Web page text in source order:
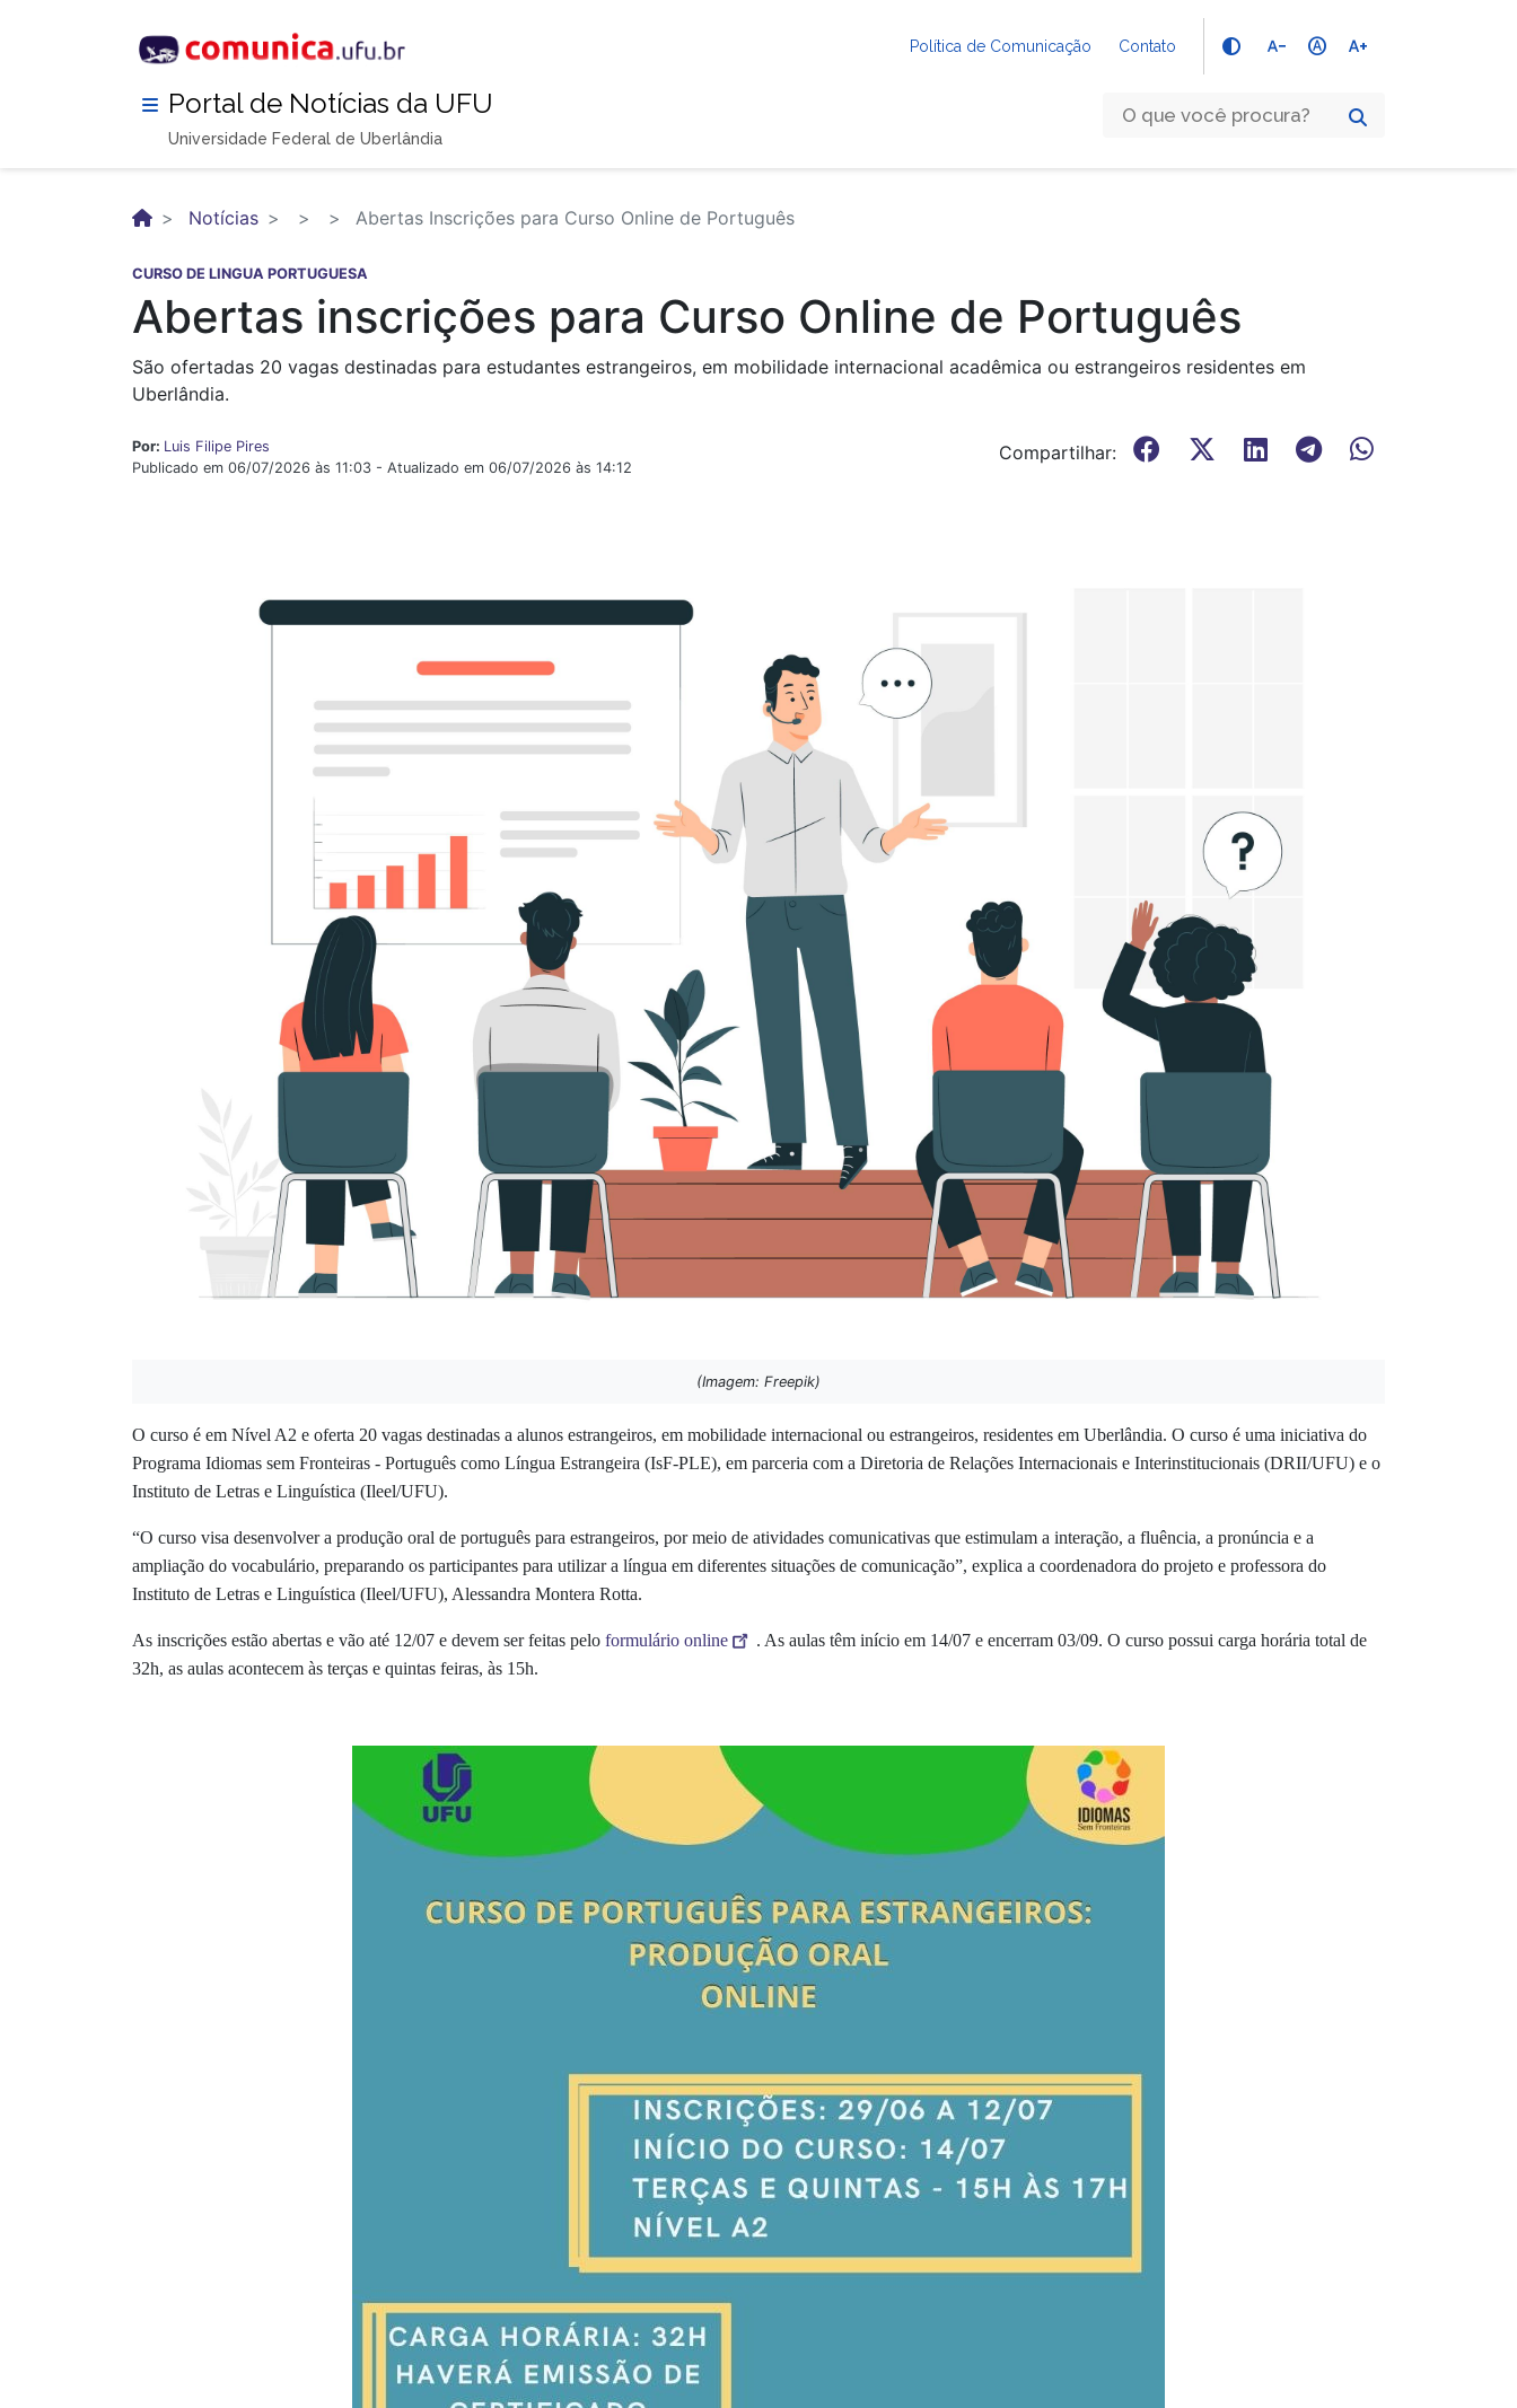
Política de Comunicação Contato text_decrease hdr_auto text_increase
Portal de Notícias da UFU
Universidade Federal de Uberlândia
Notícias Abertas Inscrições para Curso Online de Português
CURSO DE LINGUA PORTUGUESA
Abertas inscrições para Curso Online de Português
São ofertadas 20 vagas destinadas para estudantes estrangeiros, em mobilidade internacional acadêmica ou estrangeiros residentes em
Uberlândia.
Por: Luis Filipe Pires
Publicado em 06/07/2026 às 11:03 - Atualizado em 06/07/2026 às 14:12
Compartilhar:
(Imagem: Freepik)
O curso é em Nível A2 e oferta 20 vagas destinadas a alunos estrangeiros, em mobilidade internacional ou estrangeiros, residentes em Uberlândia. O curso é uma iniciativa do
Programa Idiomas sem Fronteiras - Português como Língua Estrangeira (IsF-PLE), em parceria com a Diretoria de Relações Internacionais e Interinstitucionais (DRII/UFU) e o
Instituto de Letras e Linguística (Ileel/UFU).
“O curso visa desenvolver a produção oral de português para estrangeiros, por meio de atividades comunicativas que estimulam a interação, a fluência, a pronúncia e a
ampliação do vocabulário, preparando os participantes para utilizar a língua em diferentes situações de comunicação”, explica a coordenadora do projeto e professora do
Instituto de Letras e Linguística (Ileel/UFU), Alessandra Montera Rotta.
As inscrições estão abertas e vão até 12/07 e devem ser feitas pelo formulário online
. As aulas têm início em 14/07 e encerram 03/09. O curso possui carga horária total de
32h, as aulas acontecem às terças e quintas feiras, às 15h.